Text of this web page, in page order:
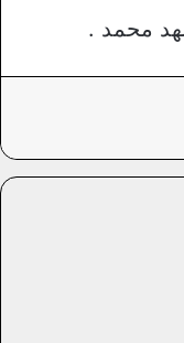
محمد .